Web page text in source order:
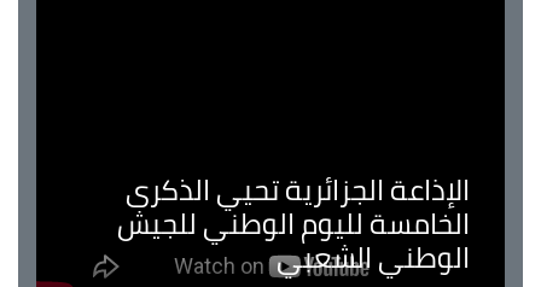
الإذاعة الجزائرية تحيي الذكرى
الخامسة لليوم الوطني للجيش
الوطني الشعبي